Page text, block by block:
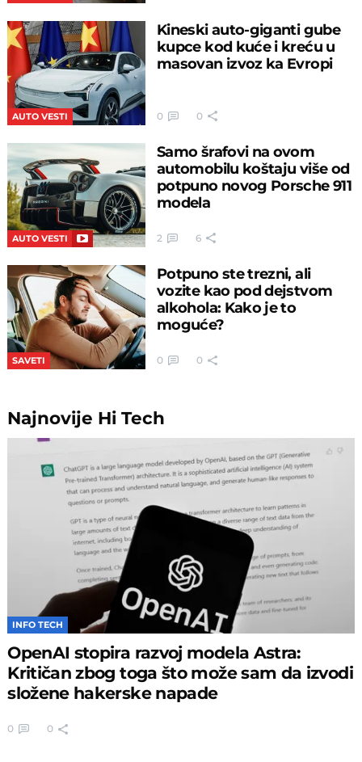
AUTO VESTI
Kineski auto-giganti gube
kupce kod kuće i kreću u
masovan izvoz ka Evropi
0 0
AUTO VESTI
Samo šrafovi na ovom
automobilu koštaju više od
potpuno novog Porsche 911
modela
2 6
SAVETI
Potpuno ste trezni, ali
vozite kao pod dejstvom
alkohola: Kako je to
moguće?
0 0
Najnovije Hi Tech
INFO TECH
OpenAI stopira razvoj modela Astra:
Kritičan zbog toga što može sam da izvodi
složene hakerske napade
0 0